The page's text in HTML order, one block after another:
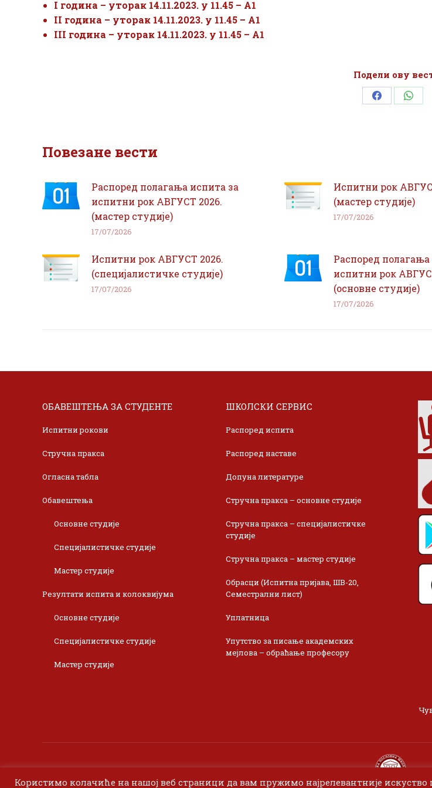
I година – уторак 14.11.2023. у 11.45 – А1
II година – уторак 14.11.2023. у 11.45 – А1
III година – уторак 14.11.2023. у 11.45 – А1
Подели ову
Share Share
Повезане вести
Распоред полагања испита за
испитни рок АВГУСТ 2026.
(мастер студије)
17/07/2026
Испитни рок
(мастер студије)
17/07/2026
Испитни рок АВГУСТ 2026.
(специјалистичке студије)
17/07/2026
Распоред полагања
испитни рок
(основне студије)
17/07/2026
ОБАВЕШТЕЊА ЗА СТУДЕНТЕ
Испитни рокови
Стручна пракса
Огласна табла
Обавештења
Основне студије
Специјалистичке студије
Мастер студије
Резултати испита и колоквијума
Основне студије
Специјалистичке студије
Мастер студије
ШКОЛСКИ СЕРВИС
Распоред испита
Распоред наставе
Допуна литературе
Стручна пракса – основне студије
Стручна пракса – специјалистичке
студије
Стручна пракса – мастер студије
Обрасци (Испитна пријава, ШВ-20,
Семестрални лист)
Уплатница
Упутство за писање академских
мејлова – обраћање професору
Користимо колачиће на нашој веб страници да вам пружимо најрелевантније